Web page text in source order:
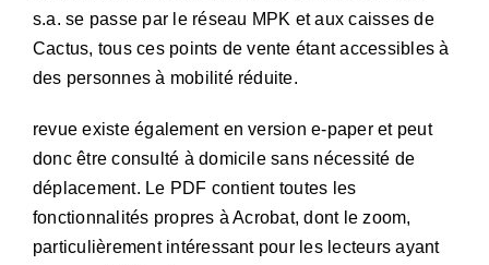
s.a. se passe par le réseau MPK et aux caisses de
Cactus, tous ces points de vente étant accessibles à
des personnes à mobilité réduite.
revue existe également en version e-paper et peut
donc être consulté à domicile sans nécessité de
déplacement. Le PDF contient toutes les
fonctionnalités propres à Acrobat, dont le zoom,
particulièrement intéressant pour les lecteurs ayant